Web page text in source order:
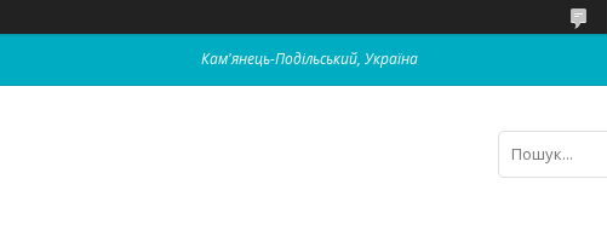
Кам'янець-Подільський, Україна